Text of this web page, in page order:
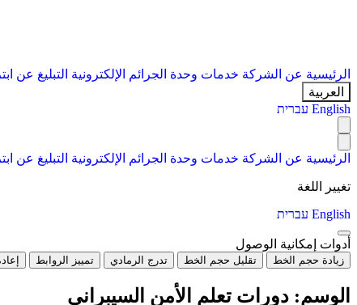
الرئيسية عن الشركة خدمات وحدة الجرائم الإلكترونية التبليغ عن
العربية
English עברית
الرئيسية عن الشركة خدمات وحدة الجرائم الإلكترونية التبليغ عن
تغيير اللغة
English עברית
أدوات إمكانية الوصول
زيادة حجم الخط تقليل حجم الخط تدرج الرمادي تمييز الروابط
الوسم: دورات تعلم الأمن السيبراني